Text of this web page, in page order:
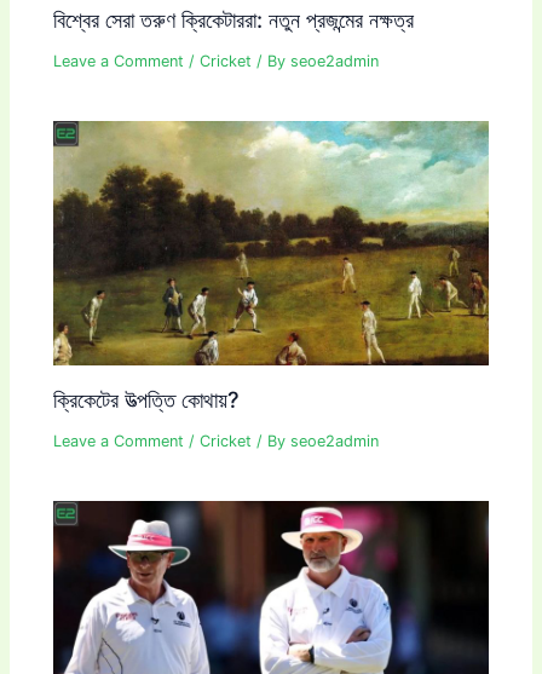
বিশ্বের সেরা তরুণ ক্রিকেটাররা: নতুন প্রজন্মের নক্ষত্র
Leave a Comment /Cricket / Byseoe2admin
ক্রিকেটের উত্পত্তি কোথায়?
Leave a Comment /Cricket / Byseoe2admin